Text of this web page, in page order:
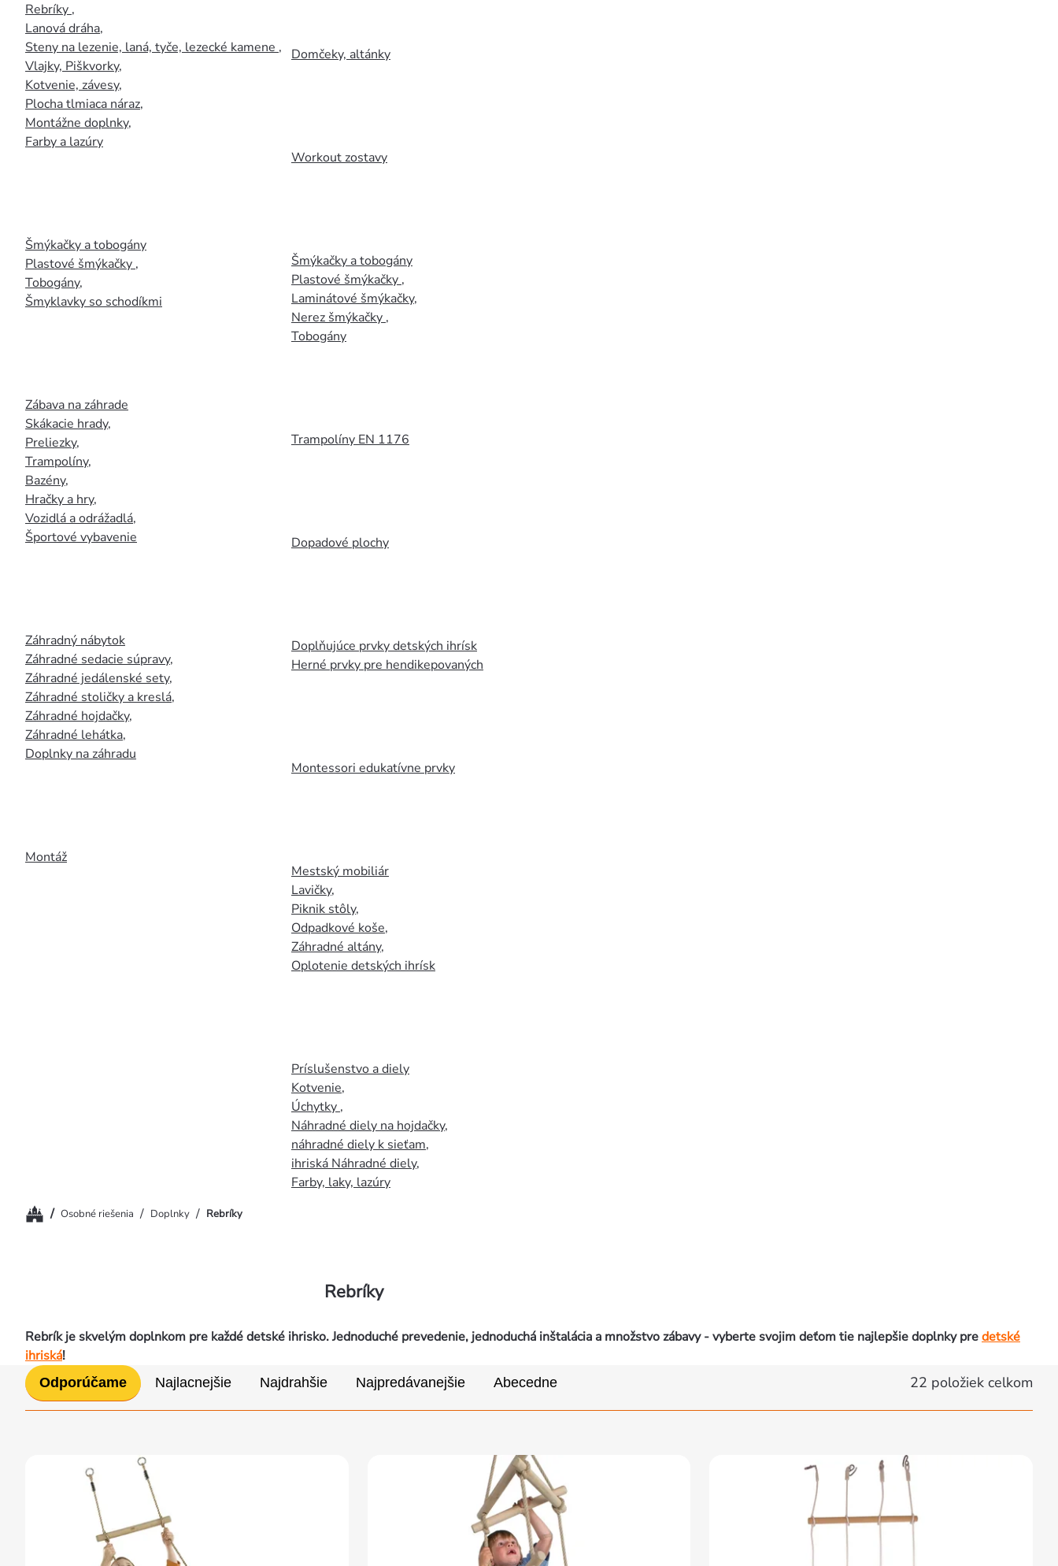
Rebríky ,
Lanová dráha,
Steny na lezenie, laná, tyče, lezecké kamene ,
Vlajky, Piškvorky,
Kotvenie, závesy,
Plocha tlmiaca náraz,
Montážne doplnky,
Farby a lazúry
Šmýkačky a tobogány
Plastové šmýkačky ,
Tobogány,
Šmyklavky so schodíkmi
Zábava na záhrade
Skákacie hrady,
Preliezky,
Trampolíny,
Bazény,
Hračky a hry,
Vozidlá a odrážadlá,
Športové vybavenie
Záhradný nábytok
Záhradné sedacie súpravy,
Záhradné jedálenské sety,
Záhradné stoličky a kreslá,
Záhradné hojdačky,
Záhradné lehátka,
Doplnky na záhradu
Montáž
Domčeky, altánky
Workout zostavy
Šmýkačky a tobogány
Plastové šmýkačky ,
Laminátové šmýkačky,
Nerez šmýkačky ,
Tobogány
Trampolíny EN 1176
Dopadové plochy
Doplňujúce prvky detských ihrísk
Herné prvky pre hendikepovaných
Montessori edukatívne prvky
Mestský mobiliár
Lavičky,
Piknik stôly,
Odpadkové koše,
Záhradné altány,
Oplotenie detských ihrísk
Príslušenstvo a diely
Kotvenie,
Úchytky ,
Náhradné diely na hojdačky,
náhradné diely k sieťam,
ihriská Náhradné diely,
Farby, laky, lazúry
Domov
/ Osobné riešenia / Doplnky / Rebríky
Rebríky
Rebrík je skvelým doplnkom pre každé detské ihrisko. Jednoduché prevedenie, jednoduchá inštalácia a množstvo zábavy - vyberte svojim deťom tie najlepšie doplnky predetské
ihriská!
Radenie
produktov
Odporúčame Najlacnejšie Najdrahšie Najpredávanejšie Abecedne 22 položiek celkom
Výpis
produktov